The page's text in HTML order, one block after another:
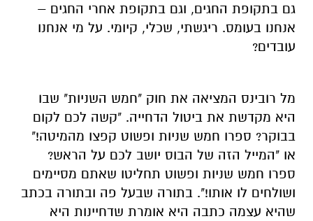
גם בתקופת החגים, וגם בתקופת אחרי החגים –
אנחנו בעומס. ריגשתי, שכלי, קיומי. על מי אנחנו
עובדים?
מל רובינס המציאה את חוק "חמש השניות" שבו
היא מקדשת את ביטול הדחייה. "קשה לכם לקום
בבוקר? ספרו חמש שניות ופשוט קפצו מהמיטה!"
או "המייל הזה של הבוס יושב לכם על הראש?
ספרו חמש שניות ופשוט תחליטו שאתם מסיימים
ושולחים לו אותו!". בתורה שבעל פה ובתורה בכתב
שהיא עצמה כתבה היא אומרת שדחיינות היא